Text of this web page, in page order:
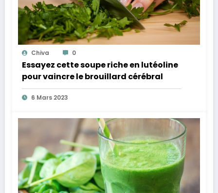
Chiva 0
Essayez cette soupe riche en lutéoline
pour vaincre le brouillard cérébral
6 Mars 2023